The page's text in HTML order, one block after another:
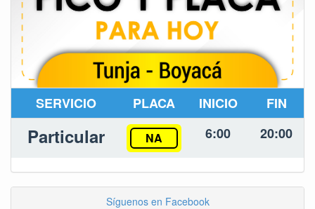
SERVICIO PLACA INICIO FIN
Particular NA 6:00 20:00
Síguenos en Facebook